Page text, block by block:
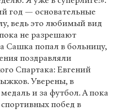
год — основательные
ведь это любимый вид
не разрешают
Сашка попал в больницу,
поздравляли
Спартака: Евгений
Уверены, в
и за футбол. А пока
побед в